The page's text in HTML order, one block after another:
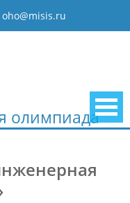
oho@misis.ru
олимпиада